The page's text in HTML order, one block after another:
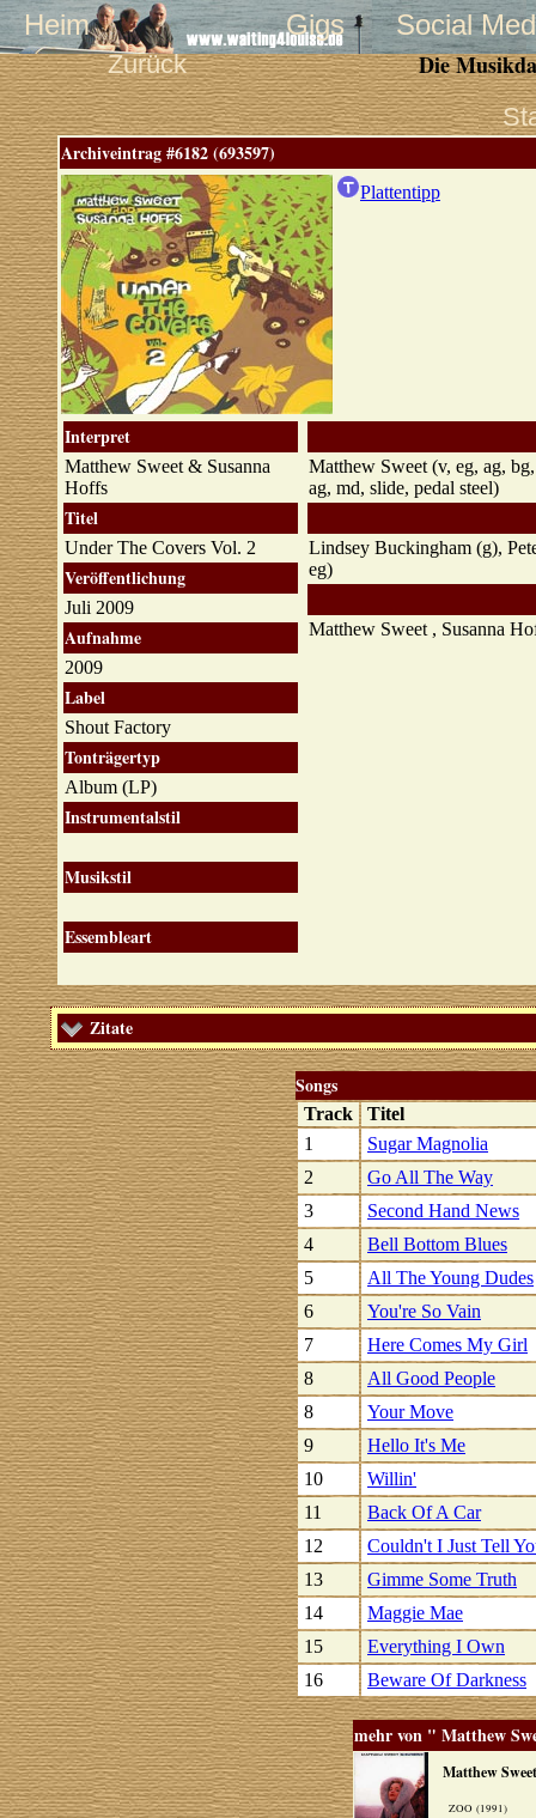
Heim Gigs Social
Zurück Die
Archiveintrag #6182 (693597)
Plattentipp
Interpret
Matthew Sweet & Susanna
Hoffs
Titel
Under The Covers Vol. 2
Veröffentlichung
Juli 2009
Aufnahme
2009
Label
Shout Factory
Tonträgertyp
Album (LP)
Instrumentalstil
Musikstil
Essembleart
Matthew Sweet (v, eg, ag,
ag, md, slide, pedal steel)
Lindsey Buckingham (g),
eg)
Matthew Sweet , Susanna
Zitate
Songs
Track
Titel
1
Sugar Magnolia
2
Go All The Way
3
Second Hand News
4
Bell Bottom Blues
5
All The Young Dudes
6
You're So Vain
7
Here Comes My Girl
8
All Good People
8
Your Move
9
Hello It's Me
10
Willin'
11
Back Of A Car
12
Couldn't I Just Tell
13
Gimme Some Truth
14
Maggie Mae
15
Everything I Own
16
Beware Of Darkness
mehr von " Matthew
Matthew Sweet
ZOO (1991)